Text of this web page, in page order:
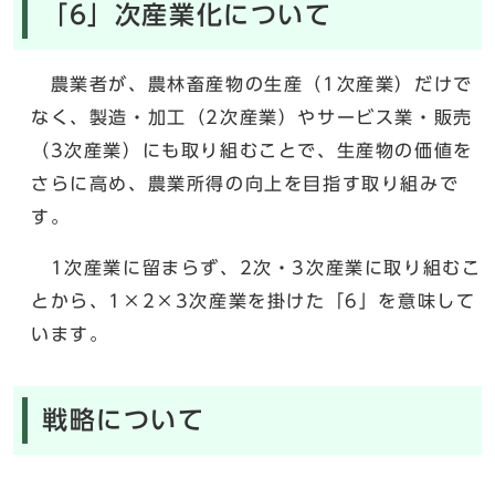
「6」次産業化について
農業者が、農林畜産物の生産（1次産業）だけで
なく、製造・加工（2次産業）やサービス業・販売
（3次産業）にも取り組むことで、生産物の価値を
さらに高め、農業所得の向上を目指す取り組みで
す。
1次産業に留まらず、2次・3次産業に取り組むこ
とから、1×2×3次産業を掛けた「6」を意味して
います。
戦略について